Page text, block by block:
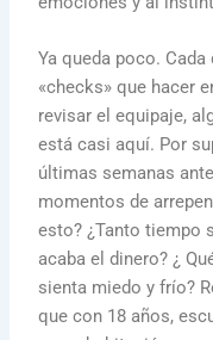
Ya queda poco.
«checks» que hacer
revisar el equipaje,
está casi aquí. Por
últimas semanas
momentos de
esto? ¿Tanto tiempo
acaba el dinero? ¿
sienta miedo y frío?
que con 18 años,